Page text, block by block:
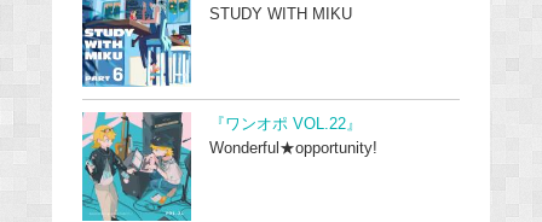
STUDY WITH MIKU
『ワンオポ VOL.22』
Wonderful★opportunity!